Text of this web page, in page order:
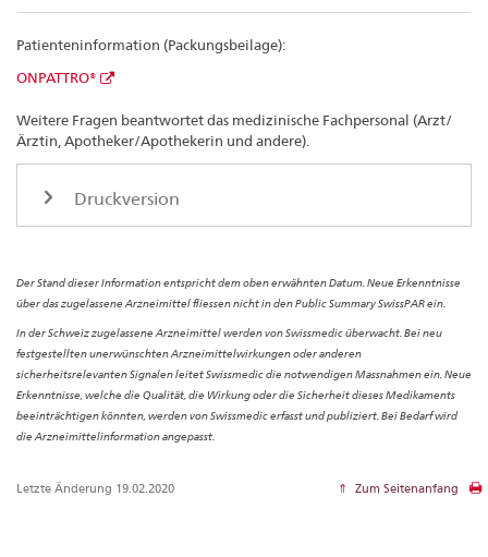
Patienteninformation (Packungsbeilage):
ONPATTRO®
Weitere Fragen beantwortet das medizinische Fachpersonal (Arzt/
Ärztin, Apotheker/Apothekerin und andere).
Druckversion
Der Stand dieser Information entspricht dem oben erwähnten Datum. Neue Erkenntnisse
über das zugelassene Arzneimittel fliessen nicht in den Public Summary SwissPAR ein.
In der Schweiz zugelassene Arzneimittel werden von Swissmedic überwacht. Bei neu
festgestellten unerwünschten Arzneimittelwirkungen oder anderen
sicherheitsrelevanten Signalen leitet Swissmedic die notwendigen Massnahmen ein. Neue
Erkenntnisse, welche die Qualität, die Wirkung oder die Sicherheit dieses Medikaments
beeinträchtigen könnten, werden von Swissmedic erfasst und publiziert. Bei Bedarf wird
die Arzneimittelinformation angepasst.
Letzte Änderung 19.02.2020 Zum Seitenanfang